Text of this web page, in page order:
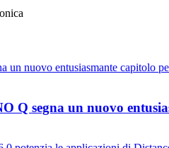
Q segna un nuovo